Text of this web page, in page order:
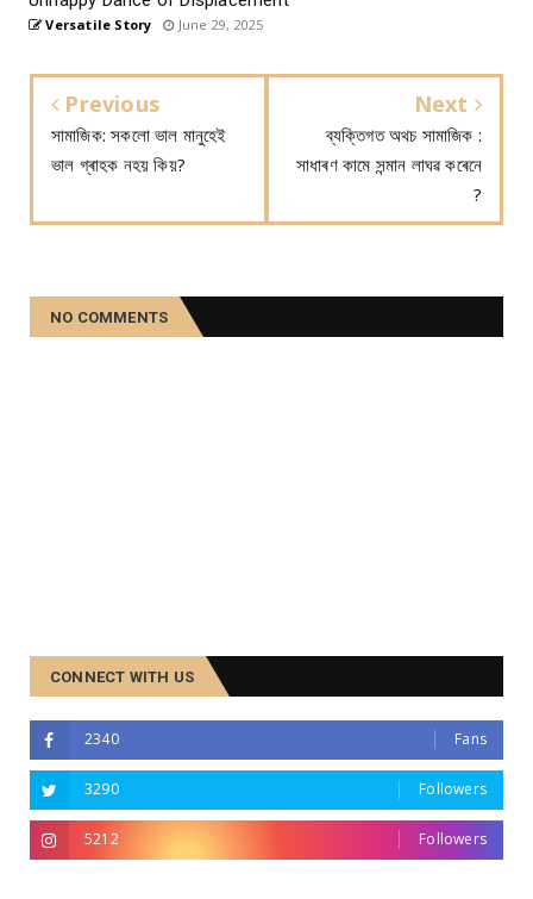
Versatile Story June 29, 2025
Previous
সামাজিক: সকলো ভাল মানুহেই
ভাল গ্ৰাহক নহয় কিয়?
Next
ব্যক্তিগত অথচ সামাজিক :
সাধাৰণ কামে সন্মান লাঘৱ কৰেনে
?
NO COMMENTS
CONNECT WITH US
2340 Fans
3290 Followers
5212 Followers